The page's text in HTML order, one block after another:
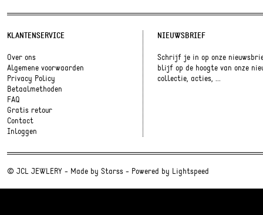
KLANTENSERVICE
Over ons
Algemene voorwaarden
Privacy Policy
Betaalmethoden
FAQ
Gratis retour
Contact
Inloggen
NIEUWSBRIEF
Schrijf je in op onze
blijf op de hoogte van onze
collectie, acties, ...
© JCL JEWLERY - Made by Starss - Powered by Lightspeed